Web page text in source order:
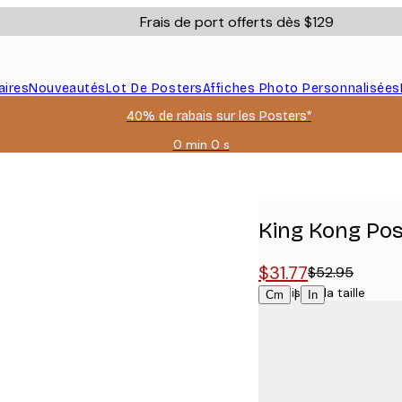
Frais de port offerts dès $129
NouveautésLot De PostersAffiches Photo Personnalisées
40% de rabais sur les Posters*
0 min 0 s
Valable
King Kong
$31.77$52.95
Cm | In
Choisissez la taille